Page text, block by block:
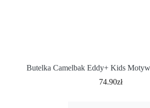
Butelka Camelbak Eddy+ Kids
74.90zł